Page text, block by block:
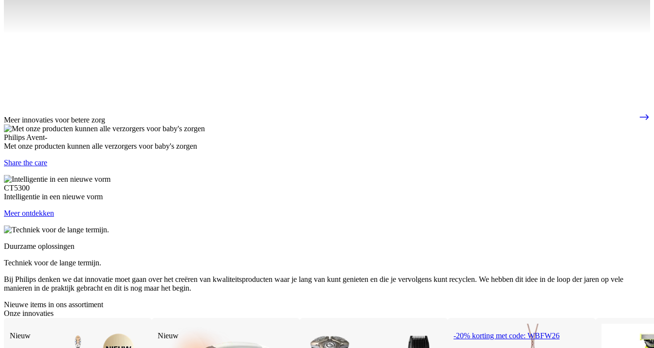
Meer innovaties voor betere zorg
Philips Avent-
Met onze producten kunnen alle verzorgers voor baby's zorgen
Share the care
CT5300
Intelligentie in een nieuwe vorm
Meer ontdekken
Duurzame oplossingen
Techniek voor de lange termijn.
Bij Philips denken we dat innovatie moet gaan over het creëren van kwaliteitsproducten waar je lang van kunt genieten en die je vervolgens kunt recyclen. We hebben dit idee in de loop der jaren op vele
manieren in de praktijk gebracht en dit is nog maar het begin.
Nieuwe items in ons assortiment
Onze innovaties
Nieuw Nieuw -20% korting met code: WBFW26